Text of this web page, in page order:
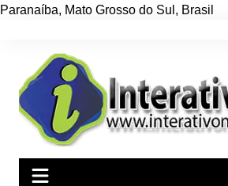
Paranaíba, Mato Grosso do Sul , Brasil
conteúdo